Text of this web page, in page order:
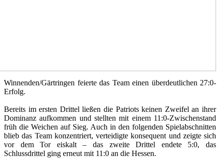
Winnenden/Gärtringen feierte das Team einen überdeutlichen 27:0-
Erfolg.
Bereits im ersten Drittel ließen die Patriots keinen Zweifel an ihrer
Dominanz aufkommen und stellten mit einem 11:0-Zwischenstand
früh die Weichen auf Sieg. Auch in den folgenden Spielabschnitten
blieb das Team konzentriert, verteidigte konsequent und zeigte sich
vor dem Tor eiskalt – das zweite Drittel endete 5:0, das
Schlussdrittel ging erneut mit 11:0 an die Hessen.